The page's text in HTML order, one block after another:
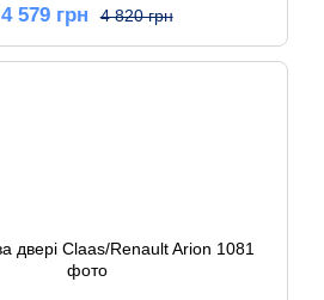
4 820 грн
4 579 грн